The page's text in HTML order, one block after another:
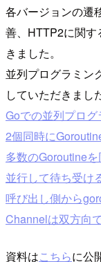
各バージョンの遷
善、HTTP2に関す
きました。
並列プログラミン
していただきまし
Goでの並列プロ
2個同時に
多数のGoroutine
並行して待ち受け
呼び出し側から
Channelは双方向
資料はこちらに公